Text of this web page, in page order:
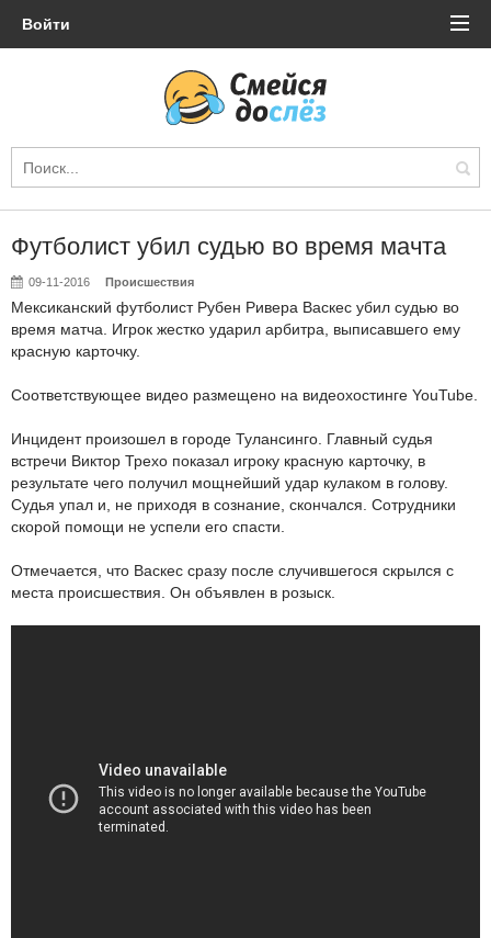
Войти
Футболист убил судью во время мачта
09-11-2016 Происшествия
Мексиканский футболист Рубен Ривера Васкес убил судью во
время матча. Игрок жестко ударил арбитра, выписавшего ему
красную карточку.
Соответствующее видео размещено на видеохостинге YouTube.
Инцидент произошел в городе Тулансинго. Главный судья
встречи Виктор Трехо показал игроку красную карточку, в
результате чего получил мощнейший удар кулаком в голову.
Судья упал и, не приходя в сознание, скончался. Сотрудники
скорой помощи не успели его спасти.
Отмечается, что Васкес сразу после случившегося скрылся с
места происшествия. Он объявлен в розыск.